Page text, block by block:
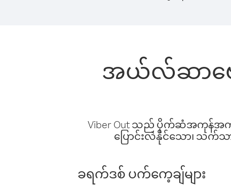
အယ်လ်ဆာဗေ
Viber Out သည် ပိုက်ဆံအကုန်အကျ
ပြောင်းလဲနိုင်သော၊ သက်သ
ခရက်ဒစ် ပက်ကေ့ချ်များ